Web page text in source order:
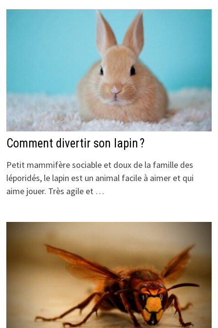
Comment divertir son lapin ?
Petit mammifère sociable et doux de la famille des
léporidés, le lapin est un animal facile à aimer et qui
aime jouer. Très agile et …